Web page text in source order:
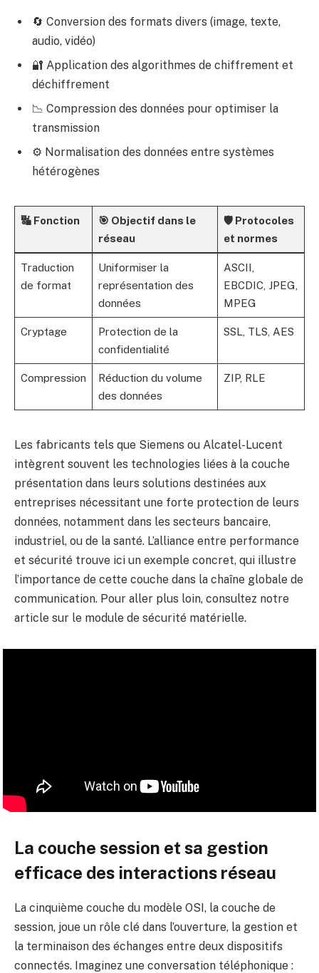
🔄 Conversion des formats divers (image, texte,
audio, vidéo)
🔐 Application des algorithmes de chiffrement et
déchiffrement
📉 Compression des données pour optimiser la
transmission
⚙️ Normalisation des données entre systèmes
hétérogènes
🔣 Fonction
🎯 Objectif dans le
réseau
🛡️ Protocoles
et normes
Traduction
de format
Uniformiser la
représentation des
données
ASCII,
EBCDIC, JPEG,
MPEG
Cryptage
Protection de la
confidentialité
SSL, TLS, AES
Compression
Réduction du volume
des données
ZIP, RLE
Les fabricants tels que Siemens ou Alcatel-Lucent
intègrent souvent les technologies liées à la couche
présentation dans leurs solutions destinées aux
entreprises nécessitant une forte protection de leurs
données, notamment dans les secteurs bancaire,
industriel, ou de la santé. L’alliance entre performance
et sécurité trouve ici un exemple concret, qui illustre
l’importance de cette couche dans la chaîne globale de
communication. Pour aller plus loin, consultez notre
article sur le module de sécurité matérielle.
La couche session et sa gestion
efficace des interactions réseau
La cinquième couche du modèle OSI, la couche de
session, joue un rôle clé dans l’ouverture, la gestion et
la terminaison des échanges entre deux dispositifs
connectés. Imaginez une conversation téléphonique :